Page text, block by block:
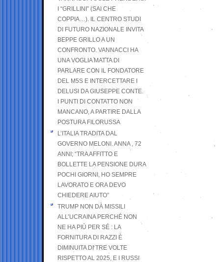
I “GRILLINI” (SAI CHE
COPPIA…). IL CENTRO STUDI
DI FUTURO NAZIONALE INVITA
BEPPE GRILLO A UN
CONFRONTO. VANNACCI HA
UNA VOGLIA MATTA DI
PARLARE CON IL FONDATORE
DEL M5S E INTERCETTARE I
DELUSI DA GIUSEPPE CONTE.
I PUNTI DI CONTATTO NON
MANCANO, A PARTIRE DALLA
POSTURA FILORUSSA
L’ITALIA TRADITA DAL
GOVERNO MELONI. ANNA , 72
ANNI; “TRA AFFITTO E
BOLLETTE LA PENSIONE DURA
POCHI GIORNI, HO SEMPRE
LAVORATO E ORA DEVO
CHIEDERE AIUTO”
TRUMP NON DÀ MISSILI
ALL’UCRAINA PERCHÉ NON
NE HA PIÙ PER SÉ : LA
FORNITURA DI RAZZI È
DIMINUITA DI TRE VOLTE
RISPETTO AL 2025, E I RUSSI